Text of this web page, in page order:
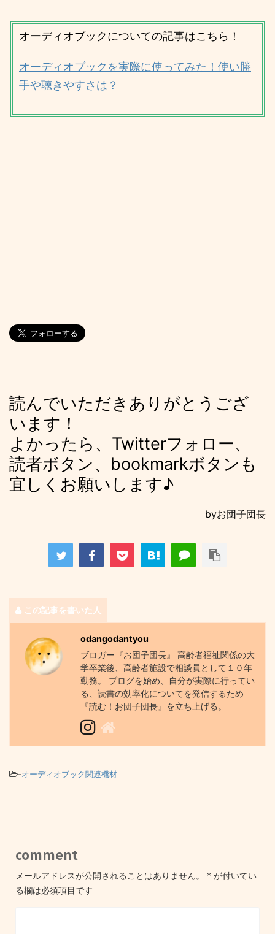
オーディオブックについての記事はこちら！
オーディオブックを実際に使ってみた！使い勝
手や聴きやすさは？
読んでいただきありがとうござ
います！
よかったら、Twitterフォロー、
読者ボタン、bookmarkボタンも
宜しくお願いします♪
byお団子団長
この記事を書いた人
odangodantyou
ブロガー『お団子団長』 高齢者福祉関係の大
学卒業後、高齢者施設で相談員として１０年
勤務。 ブログを始め、自分が実際に行ってい
る、読書の効率化についてを発信するため
『読む！お団子団長』を立ち上げる。
-オーディオブック関連機材
comment
メールアドレスが公開されることはありません。 * が付いてい
る欄は必須項目です